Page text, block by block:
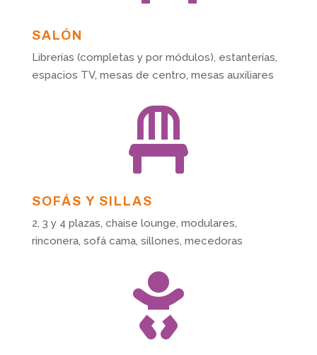
SALÓN
Librerías (completas y por módulos), estanterías,
espacios TV, mesas de centro, mesas auxiliares

SOFÁS Y SILLAS
2, 3 y 4 plazas, chaise lounge, modulares,
rinconera, sofá cama, sillones, mecedoras
